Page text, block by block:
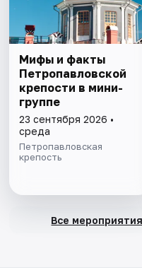
Мифы и факты
Петропавловской
крепости в мини-
группе
23 сентября 2026 •
среда
Петропавловская
крепость
Все